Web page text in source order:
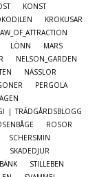
KONST
KROKUSAR
LÖNN
MARS
NELSON_GARDEN
NÄSSLOR
PERGOLA
| TRÄDGÅRDSBLOGG
ROSOR
SCHERSMIN
SKADEDJUR
STILLEBEN